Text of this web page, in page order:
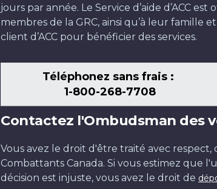
jours par année. Le Service d’aide d’ACC
membres de la GRC, ainsi qu’à leur famille
client d’ACC pour bénéficier des services.
Téléphonez sans frais :
1-800-268-7708
Contactez l'Ombudsman des
Vous avez le droit d'être traité avec
Combattants Canada. Si vous estimez que
décision est injuste, vous avez le droit de